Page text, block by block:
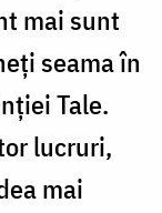
mai sunt
seama în
Tale.
lucruri,
mai